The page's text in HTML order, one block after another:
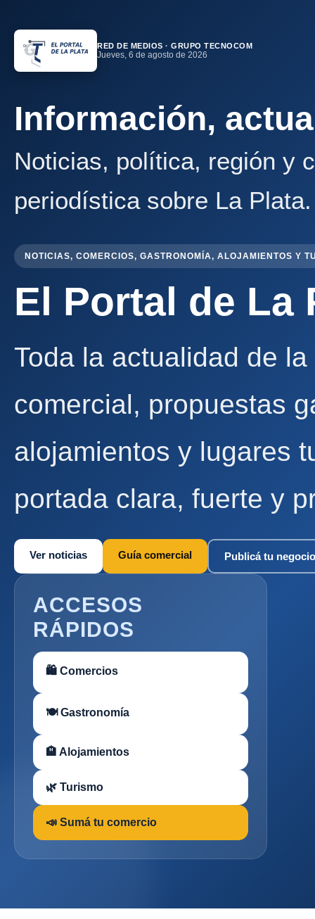
RED DE MEDIOS · GRUPO TECNOCOM
Jueves, 6 de agosto de 2026
Información,
Noticias, política, región y
periodística sobre La Plata.
NOTICIAS, COMERCIOS, GASTRONOMÍA, ALOJAMIENTOS Y
El Portal de La
Toda la actualidad de
comercial, propuestas
alojamientos y lugares
portada clara, fuerte y
Ver noticias Guía comercial Publicá tu negocio
ACCESOS
RÁPIDOS
🛍 Comercios
🍽 Gastronomía
🏨 Alojamientos
🌿 Turismo
📣 Sumá tu comercio